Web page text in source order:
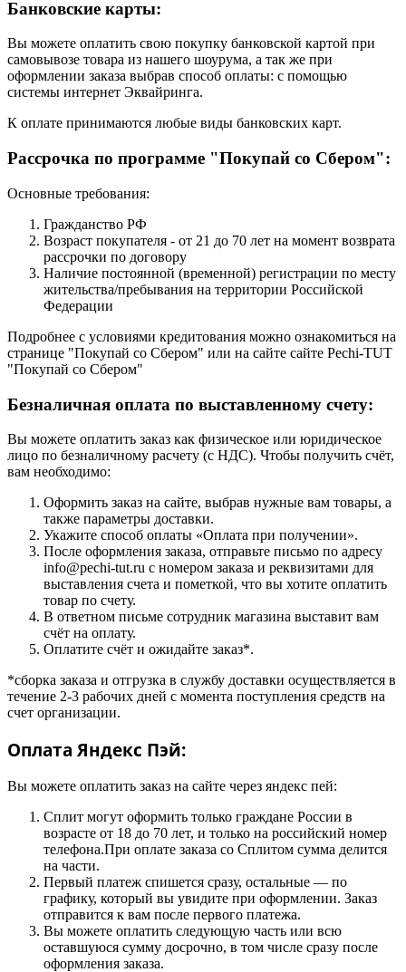
Банковские карты:
Вы можете оплатить свою покупку банковской картой при
самовывозе товара из нашего шоурума, а так же при
оформлении заказа выбрав способ оплаты: с помощью
системы интернет Эквайринга.
К оплате принимаются любые виды банковских карт.
Рассрочка по программе "Покупай со Сбером":
Основные требования:
Гражданство РФ
Возраст покупателя - от 21 до 70 лет на момент возврата
рассрочки по договору
Наличие постоянной (временной) регистрации по месту
жительства/пребывания на территории Российской
Федерации
Подробнее с условиями кредитования можно ознакомиться на
странице "Покупай со Сбером" или на сайте сайте Pechi-TUT
"Покупай со Сбером"
Безналичная оплата по выставленному счету:
Вы можете оплатить заказ как физическое или юридическое
лицо по безналичному расчету (с НДС). Чтобы получить счёт,
вам необходимо:
Оформить заказ на сайте, выбрав нужные вам товары, а
также параметры доставки.
Укажите способ оплаты «Оплата при получении».
После оформления заказа, отправьте письмо по адресу
info@pechi-tut.ru с номером заказа и реквизитами для
выставления счета и пометкой, что вы хотите оплатить
товар по счету.
В ответном письме сотрудник магазина выставит вам
счёт на оплату.
Оплатите счёт и ожидайте заказ*.
*сборка заказа и отгрузка в службу доставки осуществляется в
течение 2-3 рабочих дней с момента поступления средств на
счет организации.
Оплата Яндекс Пэй:
Вы можете оплатить заказ на сайте через яндекс пей:
Сплит могут оформить только граждане России в
возрасте от 18 до 70 лет, и только на российский номер
телефона.При оплате заказа со Сплитом сумма делится
на части.
Первый платеж спишется сразу, остальные — по
графику, который вы увидите при оформлении. Заказ
отправится к вам после первого платежа.
Вы можете оплатить следующую часть или всю
оставшуюся сумму досрочно, в том числе сразу после
оформления заказа.